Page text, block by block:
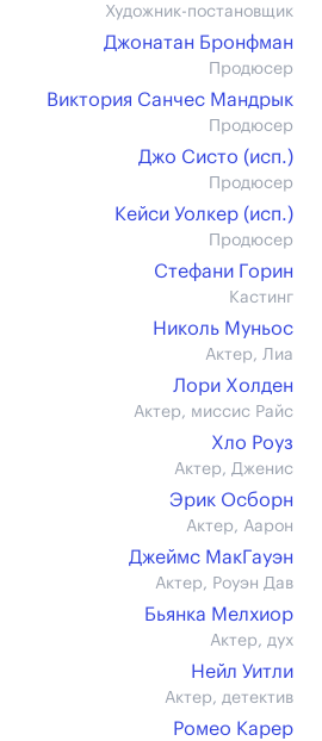
Художник-постановщик
Джонатан Бронфман
Продюсер
Виктория Санчес Мандрык
Продюсер
Джо Систо (иcп.)
Продюсер
Кейси Уолкер (иcп.)
Продюсер
Стефани Горин
Кастинг
Николь Муньос
Актер, Лиа
Лори Холден
Актер, миссис Райс
Хло Роуз
Актер, Дженис
Эрик Осборн
Актер, Аарон
Джеймс МакГауэн
Актер, Роуэн Дав
Бьянка Мелхиор
Актер, дух
Нейл Уитли
Актер, детектив
Ромео Карер